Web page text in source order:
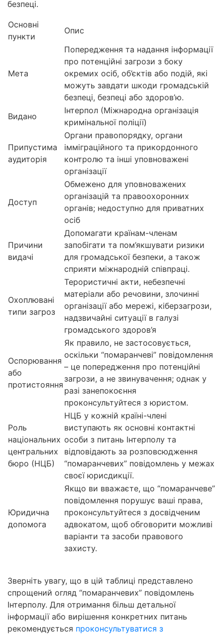
безпеці.
Основні
пункти
Опис
Мета
Попередження та надання інформації
про потенційні загрози з боку
окремих осіб, об’єктів або подій, які
можуть завдати шкоди громадській
безпеці, безпеці або здоров’ю.
Видано
Інтерпол (Міжнародна організація
кримінальної поліції)
Припустима
аудиторія
Органи правопорядку, органи
імміграційного та прикордонного
контролю та інші уповноважені
організації
Доступ
Обмежено для уповноважених
організацій та правоохоронних
органів; недоступно для приватних
осіб
Причини
видачі
Допомагати країнам-членам
запобігати та пом’якшувати ризики
для громадської безпеки, а також
сприяти міжнародній співпраці.
Охоплювані
типи загроз
Терористичні акти, небезпечні
матеріали або речовини, злочинні
організації або мережі, кіберзагрози,
надзвичайні ситуації в галузі
громадського здоров’я
Оспорювання
або
протистояння
Як правило, не застосовується,
оскільки “помаранчеві” повідомлення
– це попередження про потенційні
загрози, а не звинувачення; однак у
разі занепокоєння
проконсультуйтеся з юристом.
Роль
національних
центральних
бюро (НЦБ)
НЦБ у кожній країні-члені
виступають як основні контактні
особи з питань Інтерполу та
відповідають за розповсюдження
“помаранчевих” повідомлень у межах
своєї юрисдикції.
Юридична
допомога
Якщо ви вважаєте, що “помаранчеве”
повідомлення порушує ваші права,
проконсультуйтеся з досвідченим
адвокатом, щоб обговорити можливі
варіанти та засоби правового
захисту.
Зверніть увагу, що в цій таблиці представлено
спрощений огляд “помаранчевих” повідомлень
Інтерполу. Для отримання більш детальної
інформації або вирішення конкретних питань
рекомендується проконсультуватися з